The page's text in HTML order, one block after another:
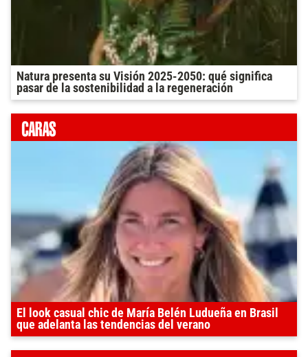
Natura presenta su Visión 2025-2050: qué significa
pasar de la sostenibilidad a la regeneración
El look casual chic de María Belén Ludueña en Brasil
que adelanta las tendencias del verano